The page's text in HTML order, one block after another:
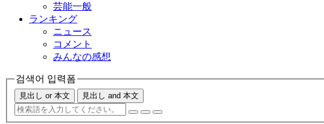
芸能一般
ランキング
ニュース
コメント
みんなの感想
검색어 입력폼
見出し or 本文 見出し and 本文